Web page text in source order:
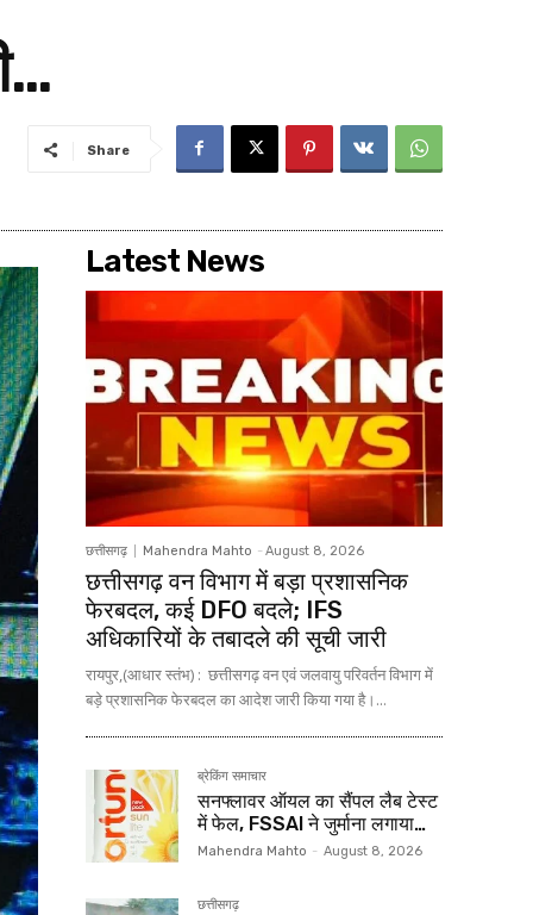
Share
Latest News
छत्तीसगढ़ Mahendra Mahto - August 8, 2026
छत्तीसगढ़ वन विभाग में बड़ा प्रशासनिक
फेरबदल, कई DFO बदले; IFS
अधिकारियों के तबादले की सूची जारी
रायपुर,(आधार स्तंभ) : छत्तीसगढ़ वन एवं जलवायु परिवर्तन विभाग में
बड़े प्रशासनिक फेरबदल का आदेश जारी किया गया है।...
ब्रेकिंग समाचार
सनफ्लावर ऑयल का सैंपल लैब टेस्ट
में फेल, FSSAI ने जुर्माना लगाया…
Mahendra Mahto - August 8, 2026
छत्तीसगढ़